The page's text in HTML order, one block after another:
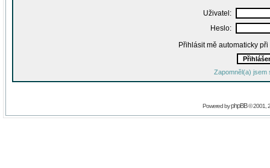
Uživatel:
Heslo:
Přihlásit mě automaticky
Zapomněl(a) jsem
Powered byphpBB© 2001,